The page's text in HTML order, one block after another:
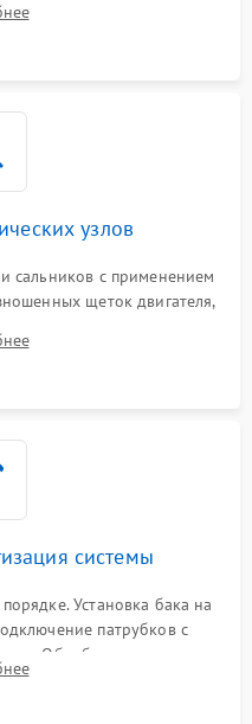
проводки и контактов.
узлов
сальников с применением
щеток двигателя,
манжеты.
системы
Установка бака на
патрубков с
Обработка стыков
возможных протечек воды.